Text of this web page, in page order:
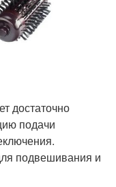
достаточно
подачи
подвешивания и